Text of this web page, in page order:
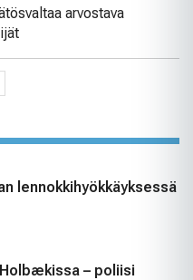
arvostava
lennokkihyökkäyksessä
– poliisi